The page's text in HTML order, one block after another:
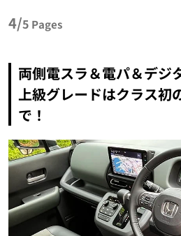
4/5 Pages
両側電スラ＆電パ＆デジ
上級グレードはクラス初
で！